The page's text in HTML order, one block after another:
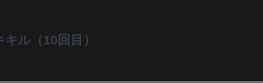
ル（10回目）